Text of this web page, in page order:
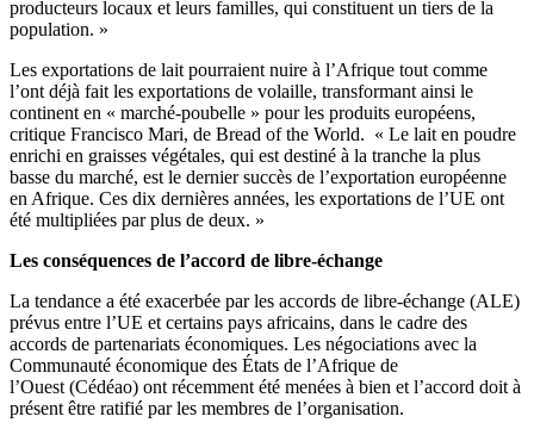
producteurs locaux et leurs familles, qui constituent un tiers de la
population. »
Les exportations de lait pourraient nuire à l’Afrique tout comme
l’ont déjà fait les exportations de volaille, transformant ainsi le
continent en « marché-poubelle » pour les produits européens,
critique Francisco Mari, de Bread of the World. « Le lait en poudre
enrichi en graisses végétales, qui est destiné à la tranche la plus
basse du marché, est le dernier succès de l’exportation européenne
en Afrique. Ces dix dernières années, les exportations de l’UE ont
été multipliées par plus de deux. »
Les conséquences de l’accord de libre-échange
La tendance a été exacerbée par les accords de libre-échange (ALE)
prévus entre l’UE et certains pays africains, dans le cadre des
accords de partenariats économiques. Les négociations avec la
Communauté économique des États de l’Afrique de
l’Ouest (Cédéao) ont récemment été menées à bien et l’accord doit à
présent être ratifié par les membres de l’organisation.